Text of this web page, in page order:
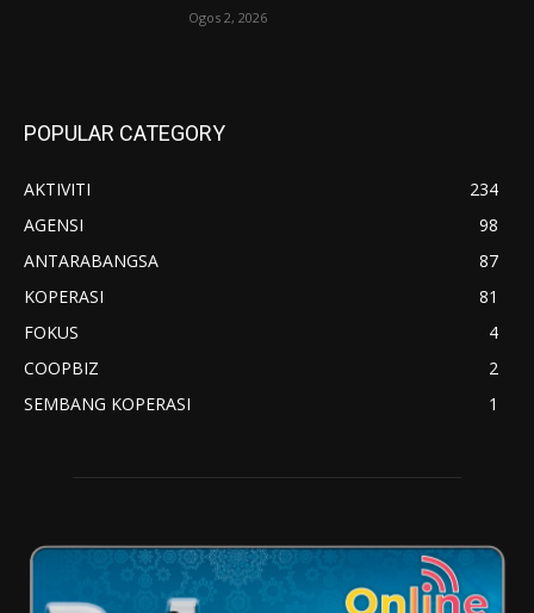
Ogos 2, 2026
POPULAR CATEGORY
AKTIVITI
234
AGENSI
98
ANTARABANGSA
87
KOPERASI
81
FOKUS
4
COOPBIZ
2
SEMBANG KOPERASI
1